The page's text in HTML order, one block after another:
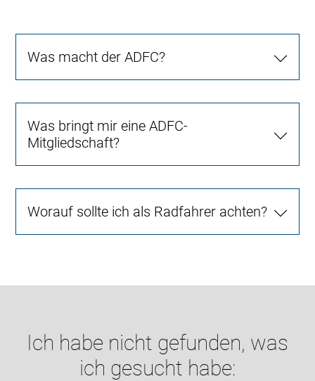
Was macht der ADFC?
Was bringt mir eine ADFC-
Mitgliedschaft?
Worauf sollte ich als Radfahrer achten?
Ich habe nicht gefunden, was
ich gesucht habe: